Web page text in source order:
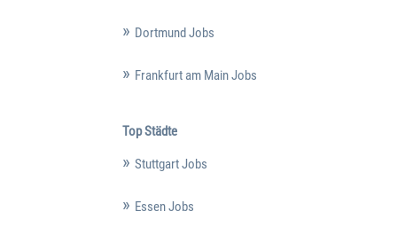
Dortmund Jobs
Frankfurt am Main Jobs
Top Städte
Stuttgart Jobs
Essen Jobs